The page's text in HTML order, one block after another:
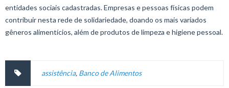
entidades sociais cadastradas. Empresas e pessoas físicas podem
contribuir nesta rede de solidariedade, doando os mais variados
gêneros alimentícios, além de produtos de limpeza e higiene pessoal.
assistência, Banco de Alimentos